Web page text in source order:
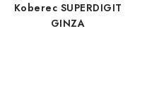
Koberec SUPERDIGIT
GINZA